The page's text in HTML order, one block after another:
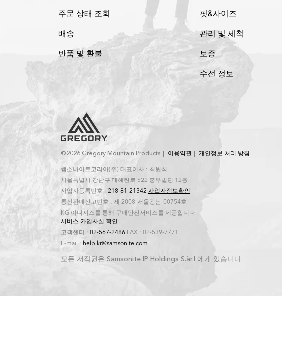
주문 상태 조회
배송
반품 및 환불
핏&사이즈
관리 및 세척
보증
수선 정보
©2026 Gregory Mountain Products 이용약관
개인정보 처리 방침
쌤소나이트코리아(주) 대표이사 : 최원식
서울특별시 강남구 테헤란로 522 홍우빌딩 12층
사업자등록번호 : 218-81-21342 사업자정보확인
통신판매신고번호 : 제 2008-서울강남-00754호
KG 이니시스를 통해 구매안전서비스를 제공합니다.
서비스 가입사실 확인
고객센터 : 02-567-2486 FAX : 02-539-7771
E-mail : help.kr@samsonite.com
모든 저작권은 Samsonite IP Holdings S.àr.l 에게 있습니다.